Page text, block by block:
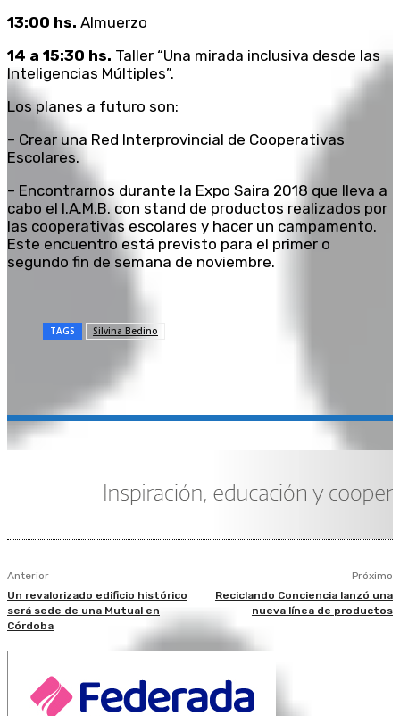
13:00 hs. Almuerzo
14 a 15:30 hs. Taller “Una mirada inclusiva desde las
Inteligencias Múltiples”.
Los planes a futuro son:
– Crear una Red Interprovincial de Cooperativas
Escolares.
– Encontrarnos durante la Expo Saira 2018 que lleva a
cabo el I.A.M.B. con stand de productos realizados por
las cooperativas escolares y hacer un campamento.
Este encuentro está previsto para el primer o
segundo fin de semana de noviembre.
TAGS Silvina Bedino
Anterior
Un revalorizado edificio histórico
será sede de una Mutual en
Córdoba
Próximo
Reciclando Conciencia lanzó una
nueva línea de productos